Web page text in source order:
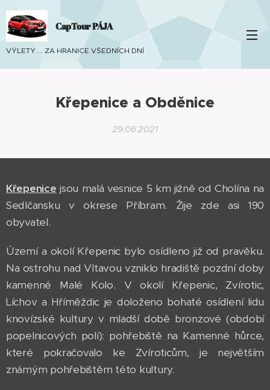
CapTour PÁJA
VÝLETY ... ZA HRANICE VŠEDNÍCH DNÍ
Křepenice a Obděnice
29.06.2021
Křepenice jsou malá vesnice 5 km jižně od Cholína na
Sedlčansku v okrese Příbram. Žije zde asi 190
obyvatel.
Území a okolí Křepenic bylo osídleno již od pravěku.
Na ostrohu nad Vltavou vzniklo hradiště pozdní doby
kamenné Malé Kolo. V okolí Křepenic, Zvírotic,
Líchov a Hříměždic je doloženo bohaté osídlení lidu
knovízské kultury v mladší době bronzové (období
popelnicových polí): pohřebiště na Kamenné hůrce,
které pokračovalo ke Zvíroticům, je největším
známým pohřebištěm této kultury.